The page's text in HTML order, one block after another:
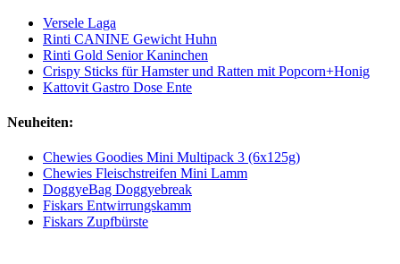
Versele Laga
Rinti CANINE Gewicht Huhn
Rinti Gold Senior Kaninchen
Crispy Sticks für Hamster und Ratten mit Popcorn+Honig
Kattovit Gastro Dose Ente
Neuheiten:
Chewies Goodies Mini Multipack 3 (6x125g)
Chewies Fleischstreifen Mini Lamm
DoggyeBag Doggyebreak
Fiskars Entwirrungskamm
Fiskars Zupfbürste